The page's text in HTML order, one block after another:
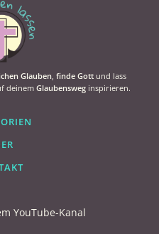
Glauben finde Gottund lass
deinem Glaubensweg inspirieren.
YouTube-Kanal